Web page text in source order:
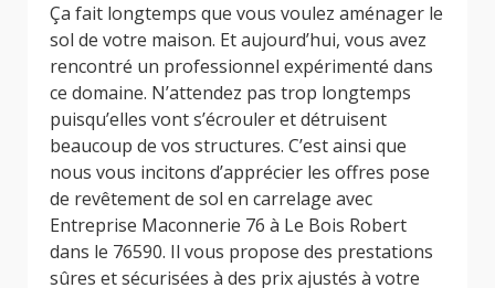
Ça fait longtemps que vous voulez aménager le
sol de votre maison. Et aujourd’hui, vous avez
rencontré un professionnel expérimenté dans
ce domaine. N’attendez pas trop longtemps
puisqu’elles vont s’écrouler et détruisent
beaucoup de vos structures. C’est ainsi que
nous vous incitons d’apprécier les offres pose
de revêtement de sol en carrelage avec
Entreprise Maconnerie 76 à Le Bois Robert
dans le 76590. Il vous propose des prestations
sûres et sécurisées à des prix ajustés à votre